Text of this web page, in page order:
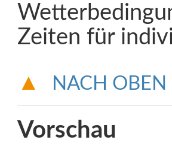
Zeiten für
NACH OBEN
Vorschau